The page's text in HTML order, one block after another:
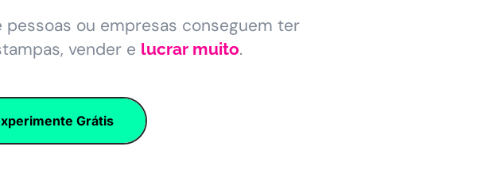
pessoas ou empresas conseguem ter
vender e lucrar muito.
Grátis